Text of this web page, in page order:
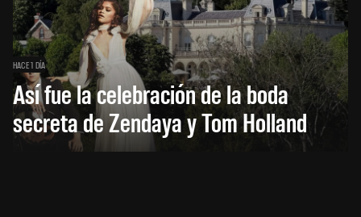
HACE 1 DÍA
Así fue la celebración de la boda
secreta de Zendaya y Tom Holland